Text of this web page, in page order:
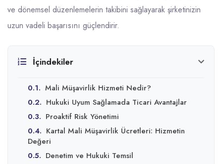
ve dönemsel düzenlemelerin takibini sağlayarak şirketinizin
uzun vadeli başarısını güçlendirir.
İçindekiler
0.1. Mali Müşavirlik Hizmeti Nedir?
0.2. Hukuki Uyum Sağlamada Ticari Avantajlar
0.3. Proaktif Risk Yönetimi
0.4. Kartal Mali Müşavirlik Ücretleri: Hizmetin
Değeri
0.5. Denetim ve Hukuki Temsil